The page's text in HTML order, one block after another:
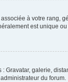
à votre rang,
est unique
Gravatar, galerie,
du forum.